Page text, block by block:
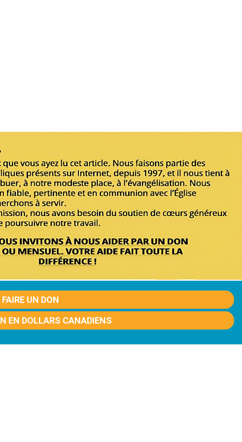
FAIRE UN DON
EN DOLLARS CANADIENS